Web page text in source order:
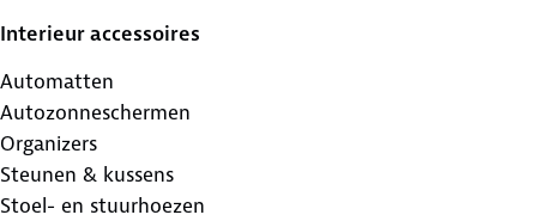
Interieur accessoires
Automatten
Autozonneschermen
Organizers
Steunen & kussens
Stoel- en stuurhoezen